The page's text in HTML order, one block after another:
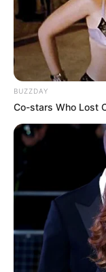
BUZZDAY
Co-stars Who Lost